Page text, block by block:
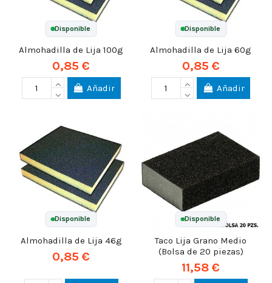
Disponible
Almohadilla de Lija 100g
0,85 €
Añadir
Disponible
Almohadilla de Lija 60g
0,85 €
Añadir
Disponible
Almohadilla de Lija 46g
0,85 €
Disponible
Taco Lija Grano Medio
(Bolsa de 20 piezas)
11,58 €